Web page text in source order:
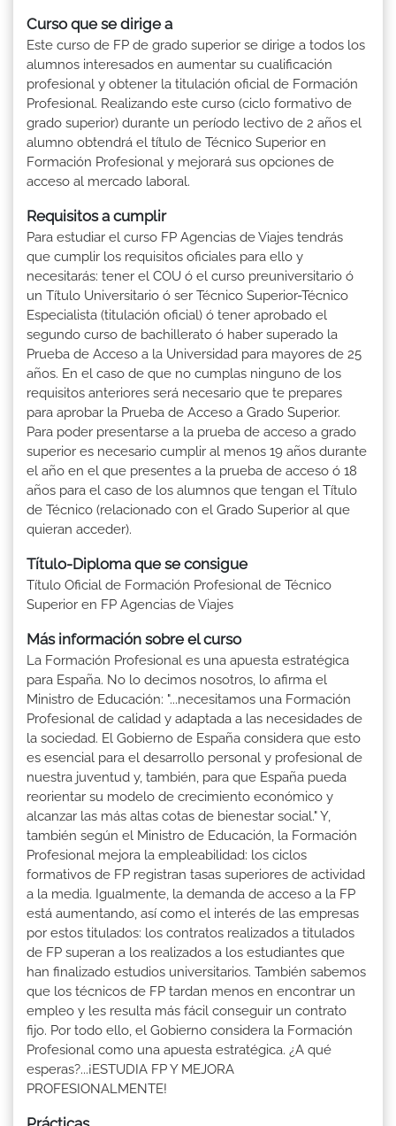
Curso que se dirige a
Este curso de FP de grado superior se dirige a todos los
alumnos interesados en aumentar su cualificación
profesional y obtener la titulación oficial de Formación
Profesional. Realizando este curso (ciclo formativo de
grado superior) durante un período lectivo de 2 años el
alumno obtendrá el título de Técnico Superior en
Formación Profesional y mejorará sus opciones de
acceso al mercado laboral.
Requisitos a cumplir
Para estudiar el curso FP Agencias de Viajes tendrás
que cumplir los requisitos oficiales para ello y
necesitarás: tener el COU ó el curso preuniversitario ó
un Título Universitario ó ser Técnico Superior-Técnico
Especialista (titulación oficial) ó tener aprobado el
segundo curso de bachillerato ó haber superado la
Prueba de Acceso a la Universidad para mayores de 25
años. En el caso de que no cumplas ninguno de los
requisitos anteriores será necesario que te prepares
para aprobar la Prueba de Acceso a Grado Superior.
Para poder presentarse a la prueba de acceso a grado
superior es necesario cumplir al menos 19 años durante
el año en el que presentes a la prueba de acceso ó 18
años para el caso de los alumnos que tengan el Título
de Técnico (relacionado con el Grado Superior al que
quieran acceder).
Título-Diploma que se consigue
Título Oficial de Formación Profesional de Técnico
Superior en FP Agencias de Viajes
Más información sobre el curso
La Formación Profesional es una apuesta estratégica
para España. No lo decimos nosotros, lo afirma el
Ministro de Educación: "...necesitamos una Formación
Profesional de calidad y adaptada a las necesidades de
la sociedad. El Gobierno de España considera que esto
es esencial para el desarrollo personal y profesional de
nuestra juventud y, también, para que España pueda
reorientar su modelo de crecimiento económico y
alcanzar las más altas cotas de bienestar social." Y,
también según el Ministro de Educación, la Formación
Profesional mejora la empleabilidad: los ciclos
formativos de FP registran tasas superiores de actividad
a la media. Igualmente, la demanda de acceso a la FP
está aumentando, así como el interés de las empresas
por estos titulados: los contratos realizados a titulados
de FP superan a los realizados a los estudiantes que
han finalizado estudios universitarios. También sabemos
que los técnicos de FP tardan menos en encontrar un
empleo y les resulta más fácil conseguir un contrato
fijo. Por todo ello, el Gobierno considera la Formación
Profesional como una apuesta estratégica. ¿A qué
esperas?...¡ESTUDIA FP Y MEJORA
PROFESIONALMENTE!